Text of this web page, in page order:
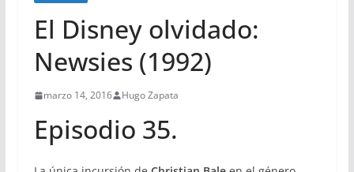
El Disney olvidado:
Newsies (1992)
marzo 14, 2016 Hugo Zapata
Episodio 35.